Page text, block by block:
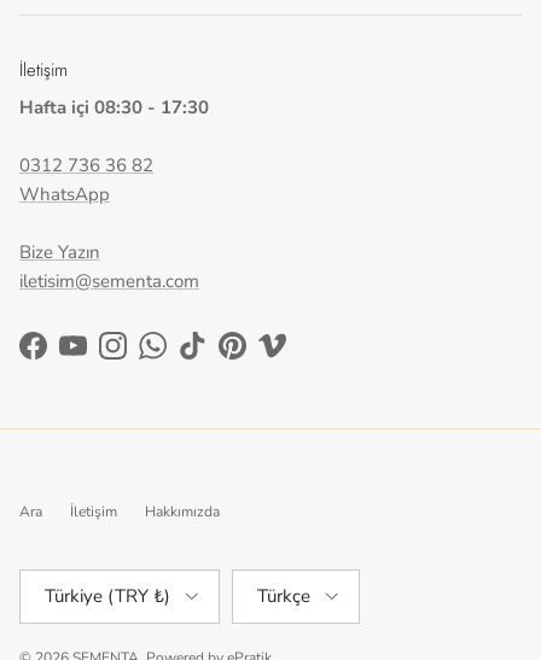
İletişim
Hafta içi 08:30 - 17:30
0312 736 36 82
WhatsApp
Bize Yazın
iletisim@sementa.com
Facebook
YouTubeInstagramWhatsApp
TikTokPinterestVimeo
Ara İletişim Hakkımızda
Türkiye (TRY ₺) Türkçe